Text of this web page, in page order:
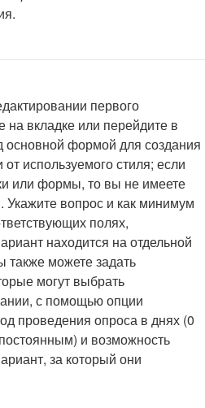
первого
вкладке или перейдите в
основной формой для создания
используемого стиля; если
или формы, то вы не имеете
Укажите вопрос и как минимум
полях,
находится на отдельной
также можете задать
могут выбрать
с помощью опции
проведения опроса в днях (0
и возможность
за который они